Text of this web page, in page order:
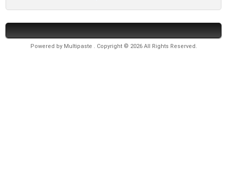
Powered by Multipaste . Copyright © 2026 All Rights Reserved.